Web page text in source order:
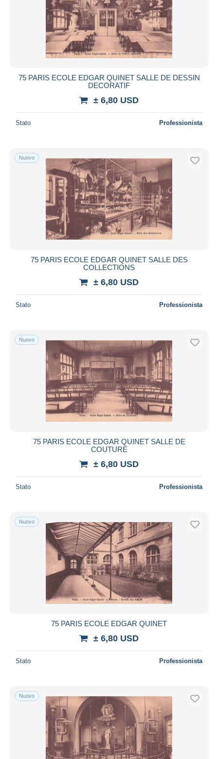
75 PARIS ECOLE EDGAR QUINET SALLE DE DESSIN
DECORATIF
± 6,80 USD
Stato Professionista
Nuovo
75 PARIS ECOLE EDGAR QUINET SALLE DES
COLLECTIONS
± 6,80 USD
Stato Professionista
Nuovo
75 PARIS ECOLE EDGAR QUINET SALLE DE
COUTURE
± 6,80 USD
Stato Professionista
Nuovo
75 PARIS ECOLE EDGAR QUINET
± 6,80 USD
Stato Professionista
Nuovo